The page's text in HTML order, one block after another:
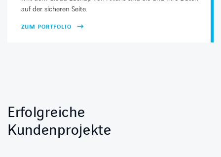
auf der sicheren Seite.
ZUM PORTFOLIO
Erfolgreiche
Kundenprojekte